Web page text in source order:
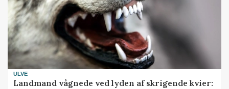
ULVE
Landmand vågnede ved lyden af skrigende kvier: